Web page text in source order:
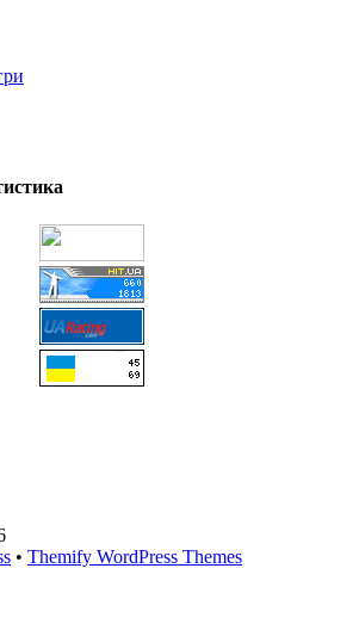
• Themify WordPress Themes